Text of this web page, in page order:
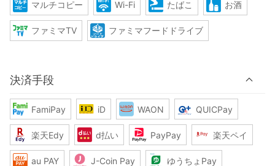
マルチコピー Wi-Fi たばこ お酒
ファミマTV ファミマフードドライブ
決済手段
FamiPay iD WAON QUICPay
楽天Edy d払い PayPay 楽天ペイ
au PAY J-Coin Pay ゆうちょPay